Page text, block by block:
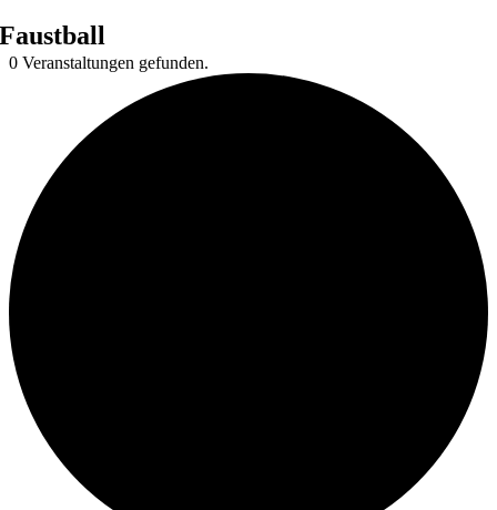
Faustball
0 Veranstaltungen gefunden.